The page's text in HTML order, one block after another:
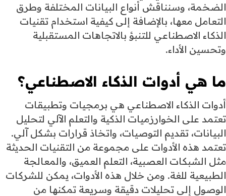
الضخمة، وسنناقش أنواع البيانات المختلفة وطرق
التعامل معها، بالإضافة إلى كيفية استخدام تقنيات
الذكاء الاصطناعي للتنبؤ بالاتجاهات المستقبلية
وتحسين الأداء.
ما هي أدوات الذكاء الاصطناعي؟
أدوات الذكاء الاصطناعي هي برمجيات وتطبيقات
تعتمد على الخوارزميات الذكية والتعلم الآلي لتحليل
البيانات، تقديم التوصيات، واتخاذ قرارات بشكل آلي.
تعتمد هذه الأدوات على مجموعة من التقنيات الحديثة
مثل الشبكات العصبية، التعلم العميق، والمعالجة
الطبيعية للغة. ومن خلال هذه الأدوات، يمكن للشركات
الوصول إلى تحليلات دقيقة وسريعة تمكنها من